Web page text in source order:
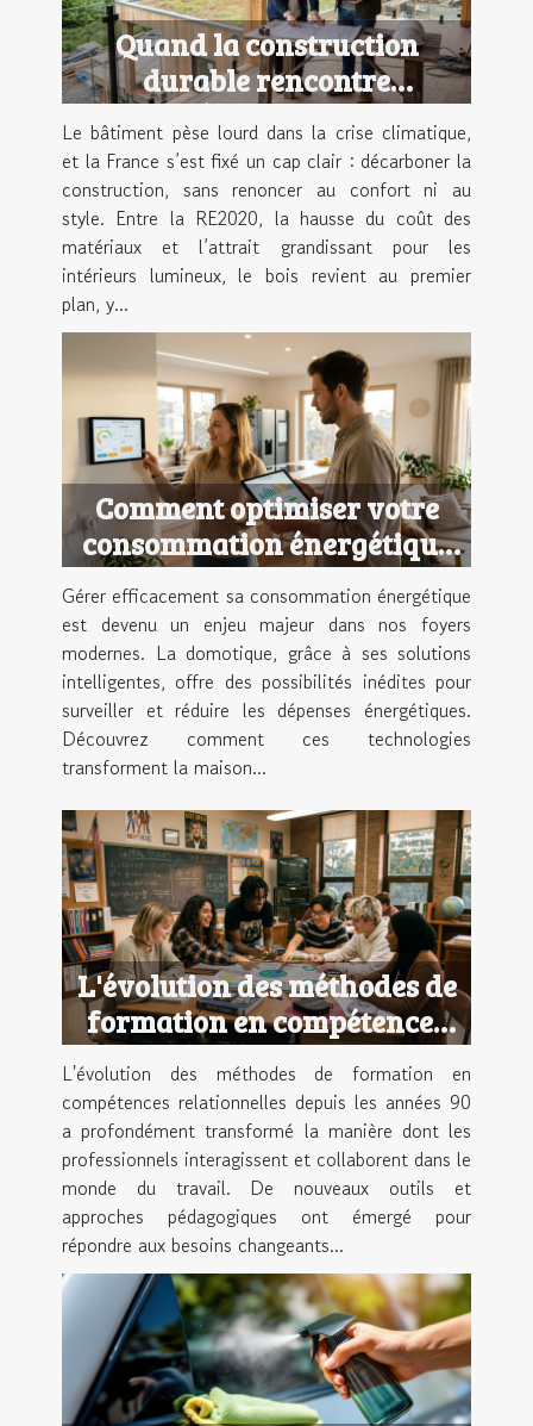
Quand la construction
durable rencontre
l’esthétique moderne
Le bâtiment pèse lourd dans la crise climatique,
et la France s’est fixé un cap clair : décarboner la
construction, sans renoncer au confort ni au
style. Entre la RE2020, la hausse du coût des
matériaux et l’attrait grandissant pour les
intérieurs lumineux, le bois revient au premier
plan, y...
Comment optimiser votre
consommation énergétique
avec la domotique ?
Gérer efficacement sa consommation énergétique
est devenu un enjeu majeur dans nos foyers
modernes. La domotique, grâce à ses solutions
intelligentes, offre des possibilités inédites pour
surveiller et réduire les dépenses énergétiques.
Découvrez comment ces technologies
transforment la maison...
L'évolution des méthodes de
formation en compétences
relationnelles depuis les
années 90
L'évolution des méthodes de formation en
compétences relationnelles depuis les années 90
a profondément transformé la manière dont les
professionnels interagissent et collaborent dans le
monde du travail. De nouveaux outils et
approches pédagogiques ont émergé pour
répondre aux besoins changeants...